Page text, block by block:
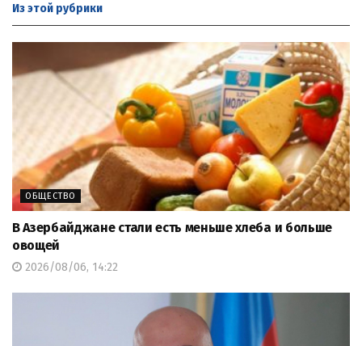
Из этой рубрики
ОБЩЕСТВО
В Азербайджане стали есть меньше хлеба и больше
овощей
2026/08/06, 14:22